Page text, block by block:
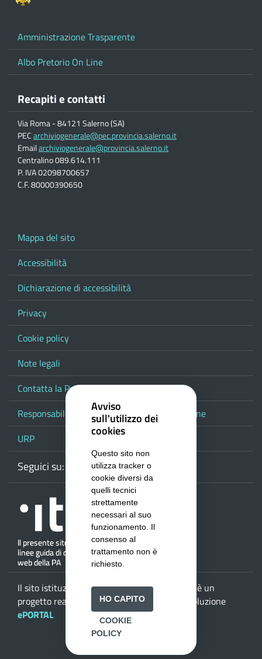
Amministrazione Trasparente
Albo Pretorio On Line
Recapiti e contatti
Via Roma - 84121 Salerno (SA)
PECarchiviogenerale@pec.provincia.salerno.it
Emailarchiviogenerale@provincia.salerno.it
Centralino 089.614.111
P. IVA 02098700657
C.F. 80000390650
Mappa del sito
Accessibilità
Dichiarazione di accessibilità
Privacy
Cookie policy
Note legali
Contatta la Provincia
Responsabile del procedimento di pubblicazione
URP
Seguici su: WebmailFacebook
Youtube
Il sito istituzionale dellaProvincia di Salerno
è un
progetto realizzato daISWEB S.p.A.
con la soluzione
ePORTAL
Avviso
sull'utilizzo dei
cookies
Questo sito non
utilizza tracker o
cookie diversi da
quelli tecnici
strettamente
necessari al suo
funzionamento. Il
consenso al
trattamento non è
richiesto.
HO CAPITO
COOKIE
POLICY